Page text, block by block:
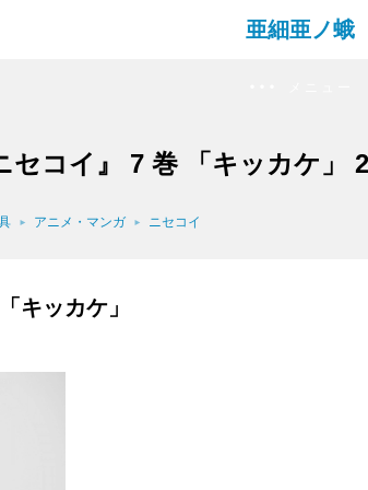
亜細亜ノ蛾
セコイ』 7 巻 「キッカケ」
アニメ・マンガ ニセコイ
キッカケ」